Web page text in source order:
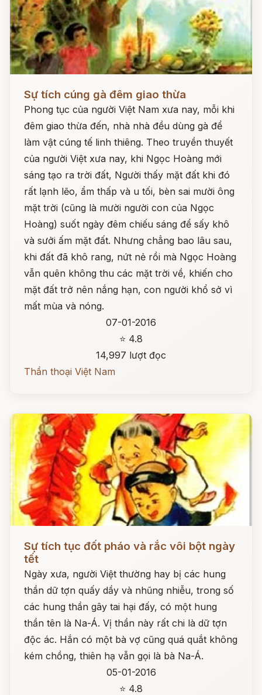
Sự tích cúng gà đêm giao thừa
Phong tục của người Việt Nam xưa nay, mỗi khi
đêm giao thừa đến, nhà nhà đều dùng gà để
làm vật cúng tế linh thiêng. Theo truyền thuyết
của người Việt xưa nay, khi Ngọc Hoàng mới
sáng tạo ra trời đất, Người thấy mặt đất khi đó
rất lạnh lẽo, ẩm thấp và u tối, bèn sai mười ông
mặt trời (cũng là mười người con của Ngọc
Hoàng) suốt ngày đêm chiếu sáng để sấy khô
và sưởi ấm mặt đất. Nhưng chẳng bao lâu sau,
khi đất đã khô rang, nứt nẻ rồi mà Ngọc Hoàng
vẫn quên không thu các mặt trời về, khiến cho
mặt đất trở nên nắng hạn, con người khổ sở vì
mất mùa và nóng.
07-01-2016
⭐ 4.8
14,997 lượt đọc
Thần thoại Việt Nam
Sự tích tục đốt pháo và rắc vôi bột ngày
tết
Ngày xưa, người Việt thường hay bị các hung
thần dữ tợn quấy dầy và nhũng nhiễu, trong số
các hung thần gây tai hại đấy, có một hung
thần tên là Na-Á. Vị thần này rất chi là dữ tợn
độc ác. Hắn có một bà vợ cũng quá quắt không
kém chồng, thiên hạ vẫn gọi là bà Na-Á.
05-01-2016
⭐ 4.8